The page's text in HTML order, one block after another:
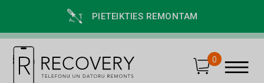
PIETEIKTIES REMONTAM
0